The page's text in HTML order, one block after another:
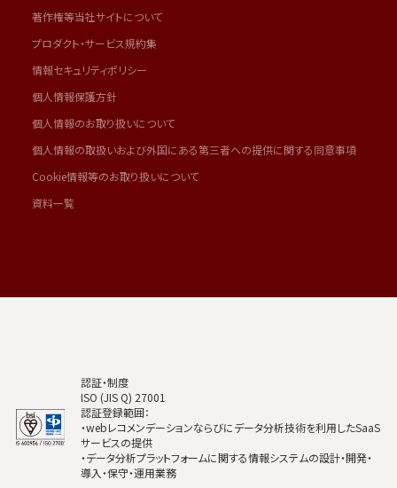
著作権等当社サイトについて
プロダクト・サービス規約集
情報セキュリティポリシー
個人情報保護方針
個人情報のお取り扱いについて
個人情報の取扱いおよび外国にある第三者への提供に関する同意事項
Cookie情報等のお取り扱いについて
資料一覧
認証・制度
ISO (JIS Q) 27001
認証登録範囲：
・webレコメンデーションならびにデータ分析技術を利用したSaaS
サービスの提供
・データ分析プラットフォームに関する情報システムの設計・開発・
導入・保守・運用業務